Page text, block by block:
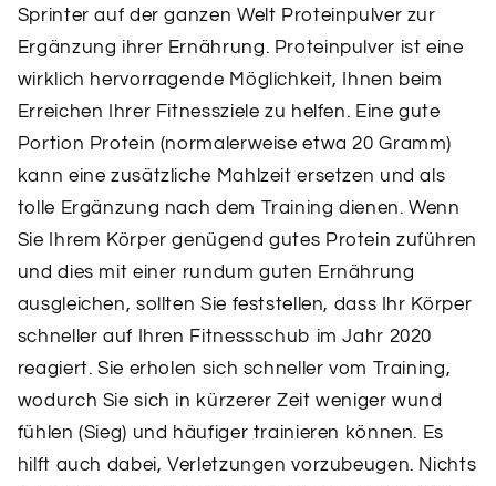
Sprinter auf der ganzen Welt Proteinpulver zur
Ergänzung ihrer Ernährung. Proteinpulver ist eine
wirklich hervorragende Möglichkeit, Ihnen beim
Erreichen Ihrer Fitnessziele zu helfen. Eine gute
Portion Protein (normalerweise etwa 20 Gramm)
kann eine zusätzliche Mahlzeit ersetzen und als
tolle Ergänzung nach dem Training dienen. Wenn
Sie Ihrem Körper genügend gutes Protein zuführen
und dies mit einer rundum guten Ernährung
ausgleichen, sollten Sie feststellen, dass Ihr Körper
schneller auf Ihren Fitnessschub im Jahr 2020
reagiert. Sie erholen sich schneller vom Training,
wodurch Sie sich in kürzerer Zeit weniger wund
fühlen (Sieg) und häufiger trainieren können. Es
hilft auch dabei, Verletzungen vorzubeugen. Nichts